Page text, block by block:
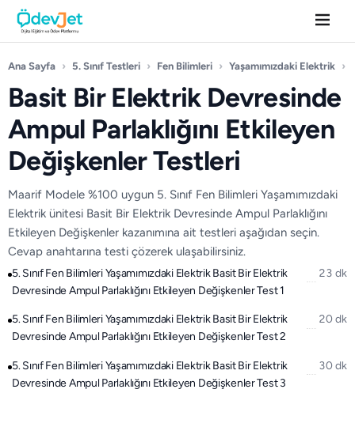
Ana Sayfa › 5. Sınıf Testleri › Fen Bilimleri › Yaşamımızdaki Elektrik ›
Basit Bir Elektrik Devresinde
Ampul Parlaklığını Etkileyen
Değişkenler Testleri
Maarif Modele %100 uygun 5. Sınıf Fen Bilimleri Yaşamımızdaki
Elektrik ünitesi Basit Bir Elektrik Devresinde Ampul Parlaklığını
Etkileyen Değişkenler kazanımına ait testleri aşağıdan seçin.
Cevap anahtarına testi çözerek ulaşabilirsiniz.
5. Sınıf Fen Bilimleri Yaşamımızdaki Elektrik Basit Bir Elektrik
Devresinde Ampul Parlaklığını Etkileyen Değişkenler Test 1
23 dk
5. Sınıf Fen Bilimleri Yaşamımızdaki Elektrik Basit Bir Elektrik
Devresinde Ampul Parlaklığını Etkileyen Değişkenler Test 2
20 dk
5. Sınıf Fen Bilimleri Yaşamımızdaki Elektrik Basit Bir Elektrik
Devresinde Ampul Parlaklığını Etkileyen Değişkenler Test 3
30 dk